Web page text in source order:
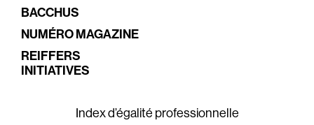
BACCHUS
NUMÉRO MAGAZINE
REIFFERS
INITIATIVES
Index d’égalité professionnelle